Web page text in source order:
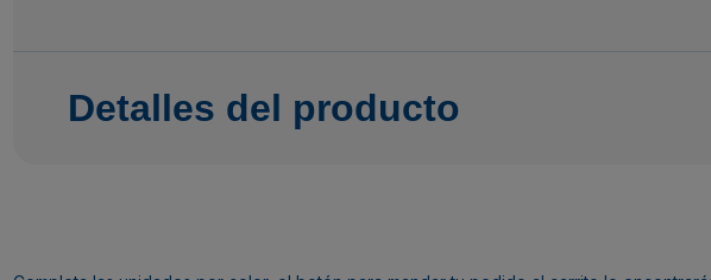
Detalles del producto